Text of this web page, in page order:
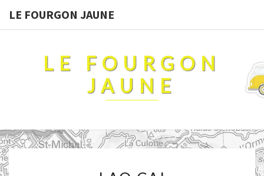
LE FOURGON JAUNE
LE FOURGON
JAUNE